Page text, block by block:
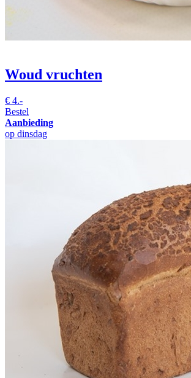
Woud vruchten
€ 4.-
Bestel
Aanbieding
op dinsdag